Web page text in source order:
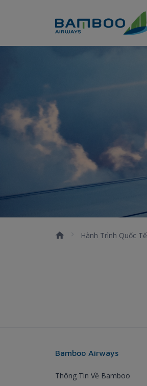
Hành Trình Quốc Tế
Bamboo Airways
Thông Tin Về Bamboo